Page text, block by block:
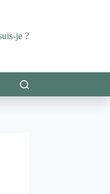
je ?